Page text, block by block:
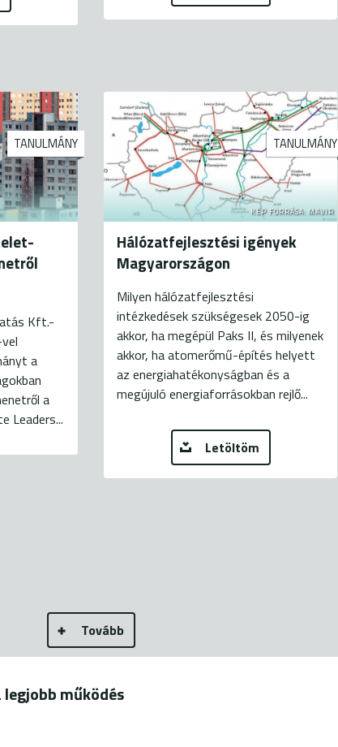
TANULMÁNY
Kft.-
a
a
Leaders...
KÉP FORRÁSA: MAVIR
TANULMÁNY
Hálózatfejlesztési igények
Magyarországon
Milyen hálózatfejlesztési
intézkedések szükségesek 2050-ig
akkor, ha megépül Paks II, és milyenek
akkor, ha atomerőmű-építés helyett
az energiahatékonyságban és a
megújuló energiaforrásokban rejlő...
Letöltöm
Tovább
+36 20 544-7100 (H-P: 9-18)
legjobb működés